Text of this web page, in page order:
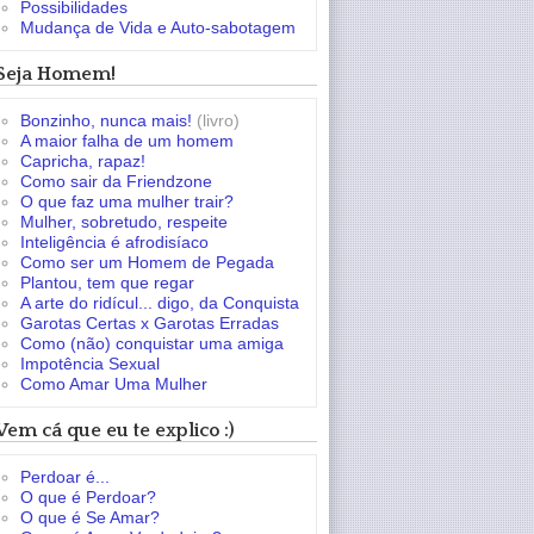
Possibilidades
Mudança de Vida e Auto-sabotagem
Homem!
Bonzinho, nunca mais! (livro)
A maior falha de um homem
Capricha, rapaz!
Como sair da Friendzone
O que faz uma mulher trair?
Mulher, sobretudo, respeite
Inteligência é afrodisíaco
Como ser um Homem de Pegada
Plantou, tem que regar
A arte do ridícul... digo, da Conquista
Garotas Certas x Garotas Erradas
Como (não) conquistar uma amiga
Impotência Sexual
Como Amar Uma Mulher
cá que eu te explico :)
Perdoar é...
O que é Perdoar?
O que é Se Amar?